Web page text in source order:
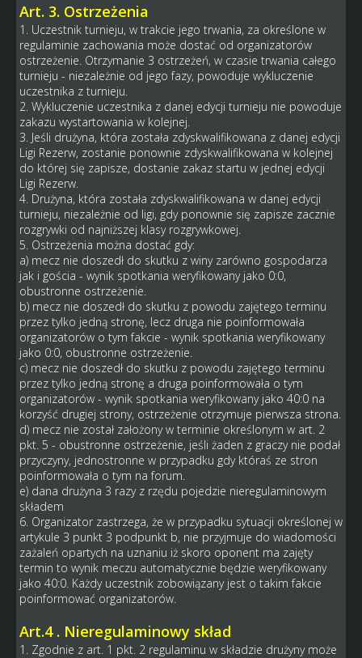
Art. 3. Ostrzeżenia
1. Uczestnik turnieju, w trakcie jego trwania, za określone w
regulaminie zachowania może dostać od organizatorów
ostrzeżenie. Otrzymanie 3 ostrzeżeń, w czasie trwania całego
turnieju - niezależnie od jego fazy, powoduje wykluczenie
uczestnika z turnieju.
2. Wykluczenie uczestnika z danej edycji turnieju nie powoduje
zakazu wystartowania w kolejnej.
3. Jeśli drużyna, która została zdyskwalifikowana z danej edycji
Ligi Rezerw, zostanie ponownie zdyskwalifikowana w kolejnej
do której się zapisze, dostanie zakaz startu w jednej edycji
Ligi Rezerw.
4. Drużyna, która została zdyskwalifikowana w danej edycji
turnieju, niezależnie od ligi, gdy ponownie się zapisze zacznie
rozgrywki od najniższej klasy rozgrywkowej.
5. Ostrzeżenia można dostać gdy:
a) mecz nie doszedł do skutku z winy zarówno gospodarza
jak i gościa - wynik spotkania weryfikowany jako 0:0,
obustronne ostrzeżenie.
b) mecz nie doszedł do skutku z powodu zajętego terminu
przez tylko jedną stronę, lecz druga nie poinformowała
organizatorów o tym fakcie - wynik spotkania weryfikowany
jako 0:0, obustronne ostrzeżenie.
c) mecz nie doszedł do skutku z powodu zajętego terminu
przez tylko jedną stronę a druga poinformowała o tym
organizatorów - wynik spotkania weryfikowany jako 40:0 na
korzyść drugiej strony, ostrzeżenie otrzymuje pierwsza strona.
d) mecz nie został założony w terminie określonym w art. 2
pkt. 5 - obustronne ostrzeżenie, jeśli żaden z graczy nie podał
przyczyny, jednostronne w przypadku gdy któraś ze stron
poinformowała o tym na forum.
e) dana drużyna 3 razy z rzędu pojedzie nieregulaminowym
składem
6. Organizator zastrzega, że w przypadku sytuacji określonej w
artykule 3 punkt 3 podpunkt b, nie przyjmuje do wiadomości
zażaleń opartych na uznaniu iż skoro oponent ma zajęty
termin to wynik meczu automatycznie będzie weryfikowany
jako 40:0. Każdy uczestnik zobowiązany jest o takim fakcie
poinformować organizatorów.
Art.4 . Nieregulaminowy skład
1. Zgodnie z art. 1 pkt. 2 regulaminu w składzie drużyny może